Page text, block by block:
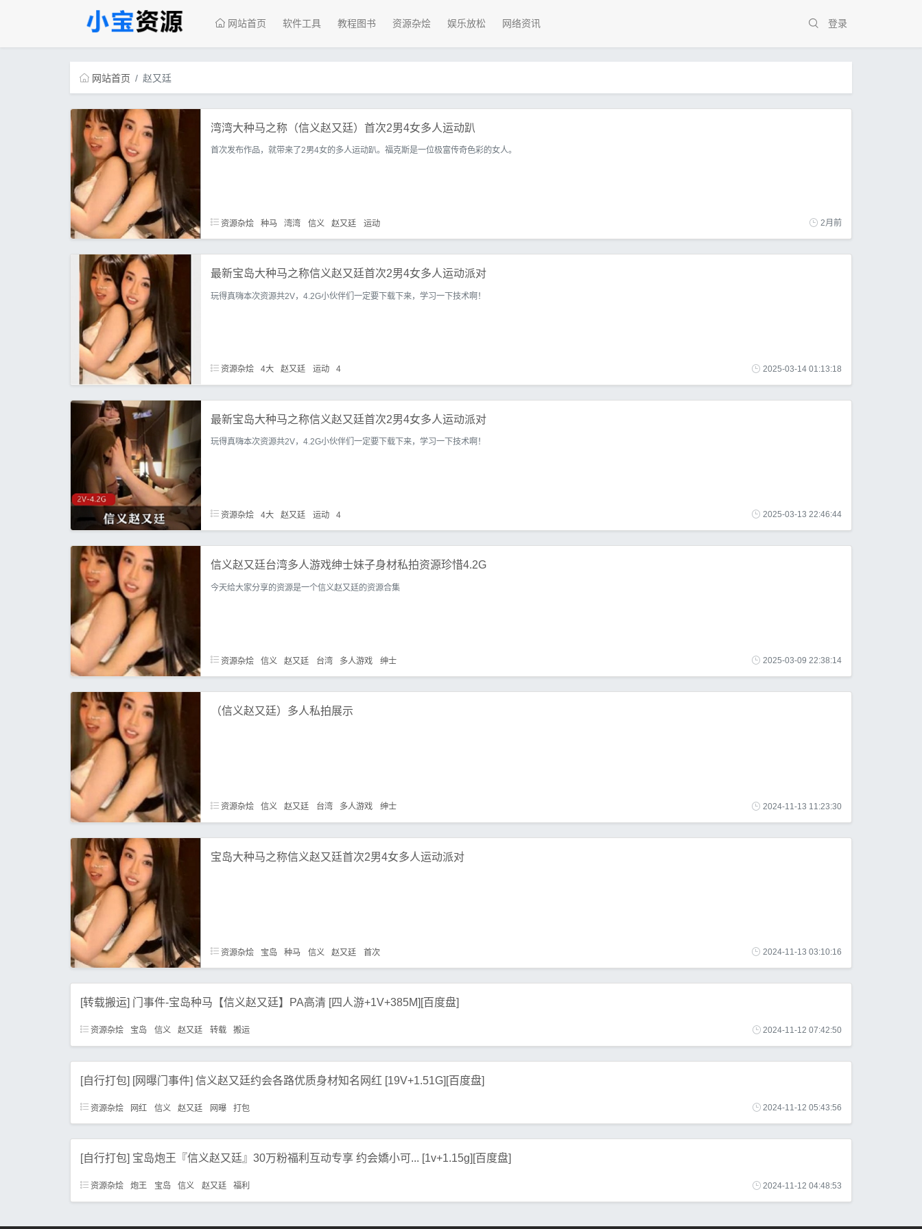
网站首页 软件工具 教程图书 资源杂烩 娱乐放松 网络资讯 登录
网站首页 赵又廷
湾湾大种马之称（信义赵又廷）首次2男4女多人运动趴
首次发布作品，就带来了2男4女的多人运动趴。福克斯是一位极富传奇色彩的女人。
资源杂烩 种马 湾湾 信义 赵又廷 运动 2月前
最新宝岛大种马之称信义赵又廷首次2男4女多人运动派对
玩得真嗨本次资源共2V，4.2G小伙伴们一定要下载下来，学习一下技术啊！
资源杂烩 4大 赵又廷 运动 4 2025-03-14 01:13:18
最新宝岛大种马之称信义赵又廷首次2男4女多人运动派对
玩得真嗨本次资源共2V，4.2G小伙伴们一定要下载下来，学习一下技术啊！
资源杂烩 4大 赵又廷 运动 4 2025-03-13 22:46:44
信义赵又廷台湾多人游戏绅士妹子身材私拍资源珍惜4.2G
今天给大家分享的资源是一个信义赵又廷的资源合集
资源杂烩 信义 赵又廷 台湾 多人游戏 绅士 2025-03-09 22:38:14
（信义赵又廷）多人私拍展示
资源杂烩 信义 赵又廷 台湾 多人游戏 绅士 2024-11-13 11:23:30
宝岛大种马之称信义赵又廷首次2男4女多人运动派对
资源杂烩 宝岛 种马 信义 赵又廷 首次 2024-11-13 03:10:16
[转载搬运] 门事件-宝岛种马【信义赵又廷】PA高清 [四人游+1V+385M][百度盘]
资源杂烩 宝岛 信义 赵又廷 转载 搬运 2024-11-12 07:42:50
[自行打包] [网曝门事件] 信义赵又廷约会各路优质身材知名网红 [19V+1.51G][百度盘]
资源杂烩 网红 信义 赵又廷 网曝 打包 2024-11-12 05:43:56
[自行打包] 宝岛炮王『信义赵又廷』30万粉福利互动专享 约会嬌小可... [1v+1.15g][百度盘]
资源杂烩 炮王 宝岛 信义 赵又廷 福利 2024-11-12 04:48:53